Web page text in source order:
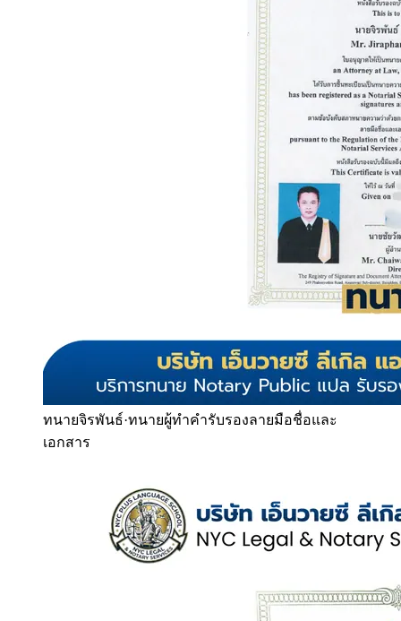
ทนายจิรพันธ์·ทนายผู้ทำคำรับรองลายมือชื่อและ
เอกสาร